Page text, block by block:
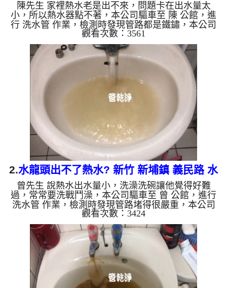
管
陳先生 家裡熱水老是出不來，問題卡在出水量太
小，所以熱水器點不著，本公司驅車至 陳 公館，進
行 洗水管 作業，檢測時發現管路都是鐵鏽，本公司
架起 高周波水管清洗機，灌入 檸檬酸水 至管路裡
面，等了約15分，開啟 水管清洗機 ，啟動 脈衝 模
式，一開始就洗出洗黃色髒水，越洗就越髒，還留下
一堆泥沙在浴缸，如下圖片影片，一個多小時後，
熱水出水量恢復了，陳先生有熱水可用了!! 如是自來
水，如水管老化，會產生鐵鏽跟泥沙堆積，洗出來的
水就會是咖啡色，地下水含有氧化錳，管壁上會結成
黑色管垢，洗出來的水...
觀看次數：3561
2.水龍頭出不了熱水? 新竹 新埔鎮 義民路 水
管清洗
曾先生 說熱水出水量小，洗澡洗碗讓他覺得好難
過，常常要洗戰鬥澡，本公司驅車至 曾 公館，進行
洗水管 作業，檢測時發現管路堵得很嚴重，本公司
架起 高周波水管清洗機，灌入 檸檬酸水 至管路裡
面，等了約15分，開啟 水管清洗機 ，啟動 脈衝 模
式，一開始就洗出洗黃白色髒水，越洗顏色就越深，
如下圖片影片，兩個多小時後， 熱水出水量恢復
了，曾先生能好好洗澡了!! 如是自來水，如水管老
化，會產生鐵鏽跟泥沙堆積，洗出來的水就會是咖啡
色，地下水含有氧化錳，管壁上會結成黑色管垢，洗
出來的水會跟石油一樣黑，...
觀看次數：3424